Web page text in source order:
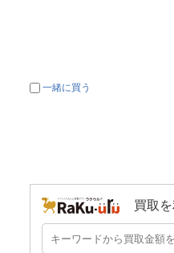
一緒に買う
買取